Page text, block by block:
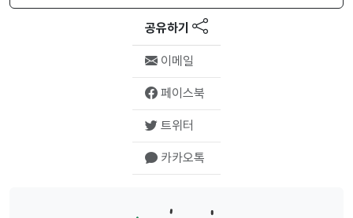
공유하기
이메일
페이스북
트위터
카카오톡